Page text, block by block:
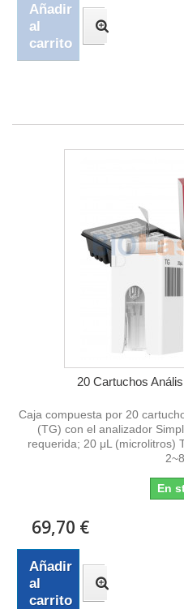
Añadir
al
carrito
20 Cartuchos
Caja compuesta por 20
(TG) con el analizador
requerida; 20 μL (microlitros)
En
69,70 €
Añadir
al
carrito